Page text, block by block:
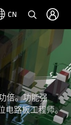
CN
倍。功能强
电路板工程师。